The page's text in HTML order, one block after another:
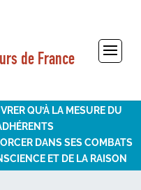
de France
QU’À LA MESURE DU
DANS SES COMBATS
ET DE LA RAISON